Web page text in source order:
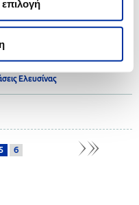
Ελευσίνας
6